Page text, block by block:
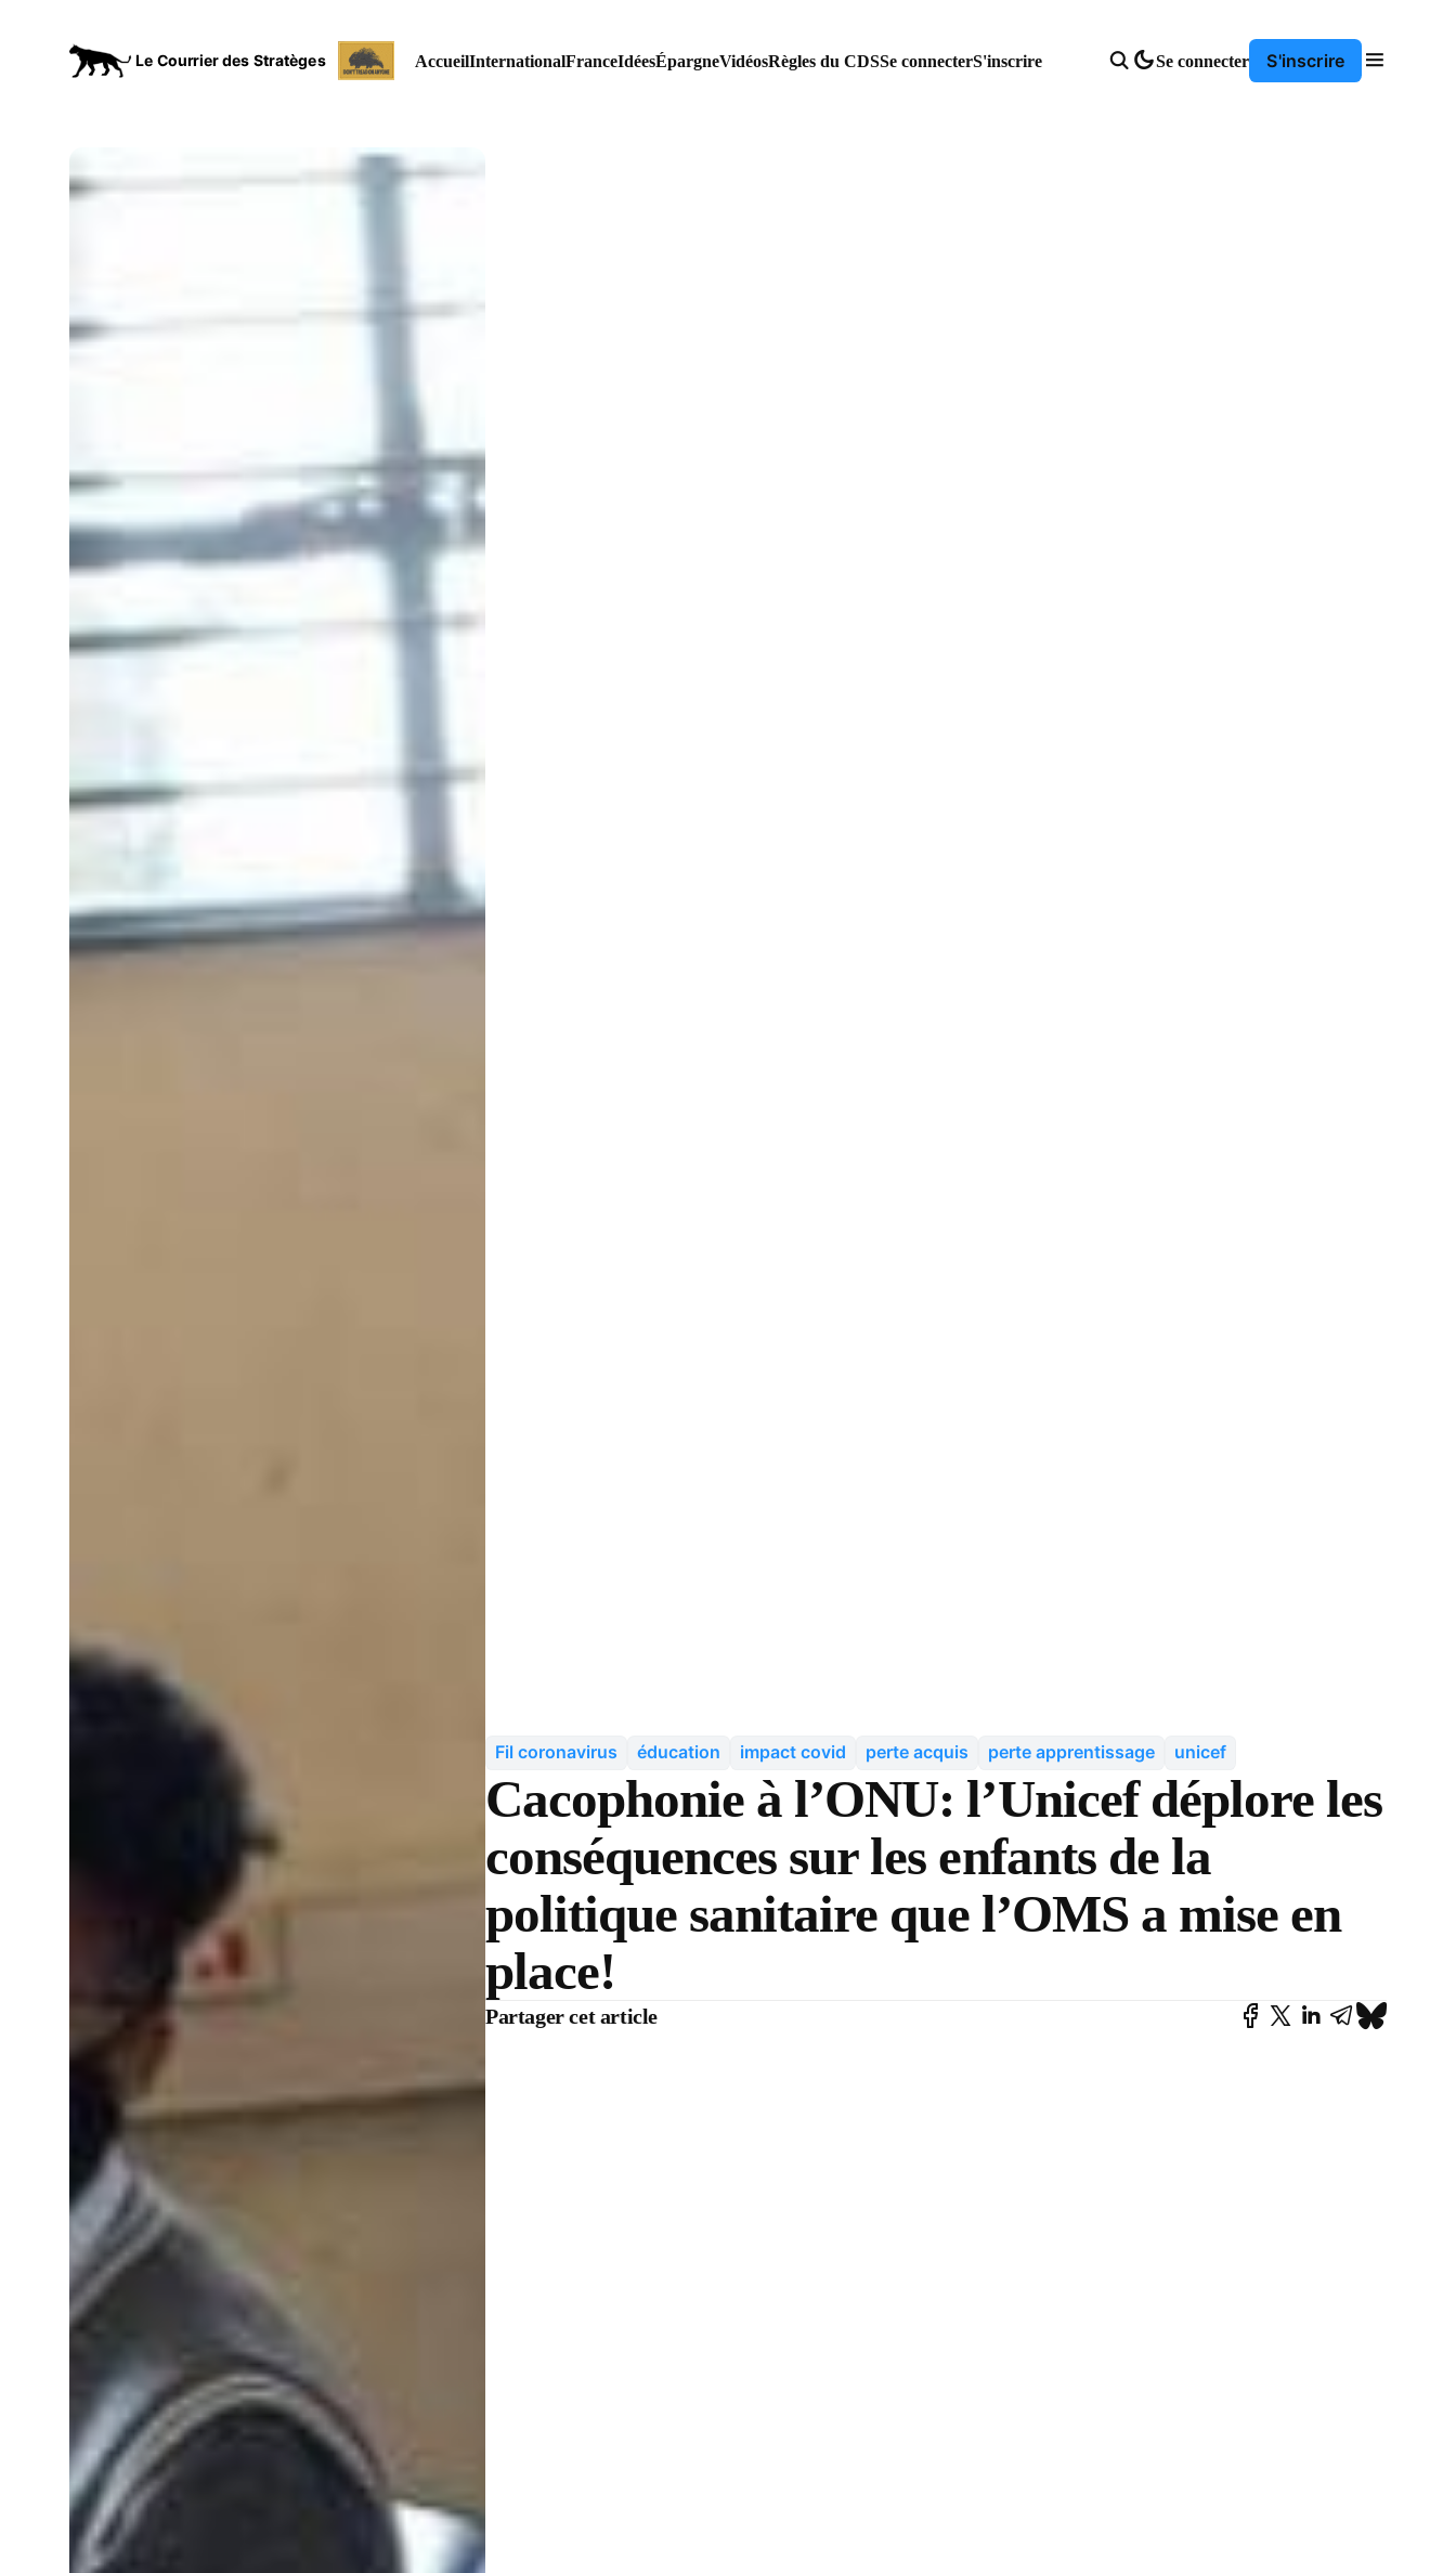
AccueilInternationalFranceIdéesÉpargneVidéosRègles du CDSSe connecterS'inscrire Se connecter S'inscrire
Fil coronavirus éducation impact covid perte acquis perte apprentissage unicef
Cacophonie à l’ONU: l’Unicef déplore les
conséquences sur les enfants de la
politique sanitaire que l’OMS a mise en
place!
Partager cet article